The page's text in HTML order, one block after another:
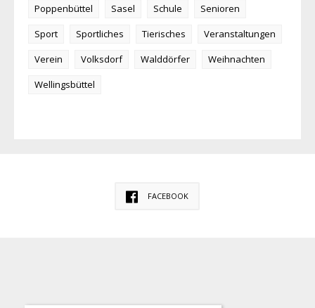
Poppenbüttel
Sasel Schule
Senioren
Sport
Sportliches Tierisches
Veranstaltungen
Verein
Volksdorf Walddörfer
Weihnachten
Wellingsbüttel
FACEBOOK